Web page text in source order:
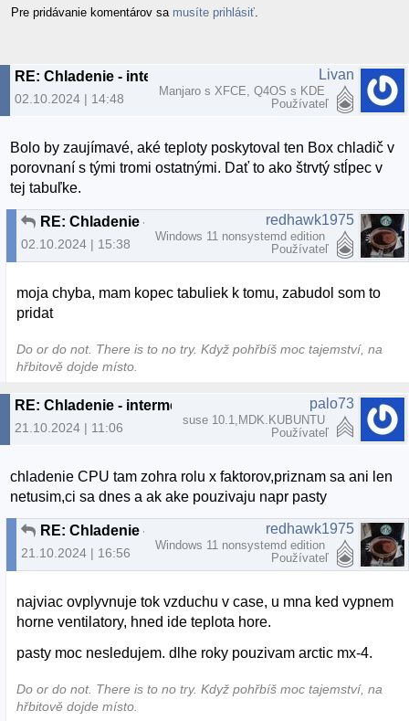
Pre pridávanie komentárov sa musíte prihlásiť
RE: Chladenie - intermezzo
02.10.2024 | 14:48
Livan
Manjaro s XFCE, Q4OS s KDE
Používateľ
Bolo by zaujímavé, aké teploty poskytoval ten Box chladič v
porovnaní s tými tromi ostatnými. Dať to ako štrvtý stĺpec v
tej tabuľke.
RE: Chladenie - intermezzo
02.10.2024 | 15:38
redhawk1975
Windows 11 nonsystemd edition
Používateľ
moja chyba, mam kopec tabuliek k tomu, zabudol som to
pridat
Do or do not. There is to no try.​ Když pohřbíš moc tajemství, na
hřbitově dojde místo.
RE: Chladenie - intermezzo
21.10.2024 | 11:06
palo73
suse 10.1,MDK.KUBUNTU
Používateľ
chladenie CPU tam zohra rolu x faktorov,priznam sa ani len
netusim,ci sa dnes a ak ake pouzivaju napr pasty
RE: Chladenie - intermezzo
21.10.2024 | 16:56
redhawk1975
Windows 11 nonsystemd edition
Používateľ
najviac ovplyvnuje tok vzduchu v case, u mna ked vypnem
horne ventilatory, hned ide teplota hore.
pasty moc nesledujem. dlhe roky pouzivam arctic mx-4.
Do or do not. There is to no try.​ Když pohřbíš moc tajemství, na
hřbitově dojde místo.